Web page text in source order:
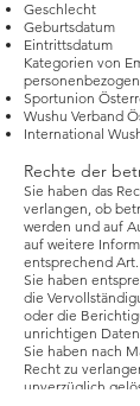
Geschlecht
Geburtsdatum
Eintrittsdatum
Kategorien von
Sportunion
Wushu Verband
International
Rechte der
Sie haben das
verlangen, ob
werden und auf
auf weitere
entsprechend Art.
Sie haben
die
oder die
unrichtigen
Sie haben nach
Recht zu
unverzüglich